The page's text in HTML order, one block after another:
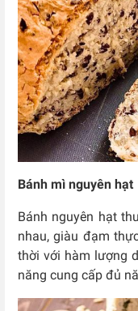
Bánh mì nguyên hạt
Bánh nguyên hạt
nhau, giàu đạm
thời với hàm lượng
năng cung cấp đủ